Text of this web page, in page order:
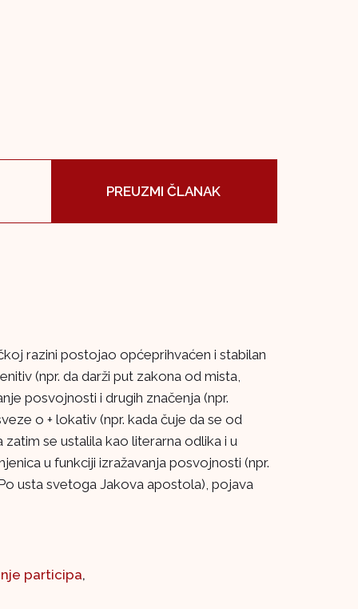
PREUZMI ČLANAK
razini postojao općeprihvaćen i stabilan
(npr. da darži put zakona od mista,
posvojnosti i drugih značenja (npr.
o + lokativ (npr. kada čuje da se od
se ustalila kao literarna odlika i u
u funkciji izražavanja posvojnosti (npr.
usta svetoga Jakova apostola), pojava
participa,